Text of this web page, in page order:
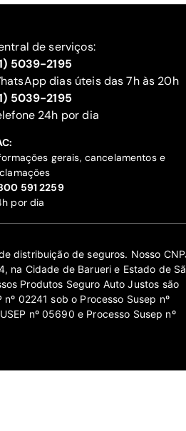
de serviços:
5039-2195
dias úteis das 7h às 20h
5039-2195
24h por dia
gerais, cancelamentos e
591 2259
por dia
distribuição de seguros. Nosso
na Cidade de Barueri e Estado de
Produtos Seguro Auto Justos são
02241 sob o Processo Susep nº
nº 05690 e Processo Susep nº